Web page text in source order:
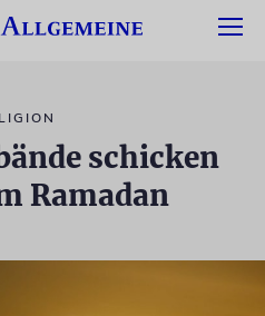
schicken
Ramadan